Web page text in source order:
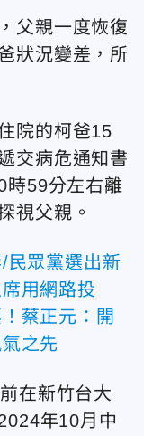
父親一度恢復
狀況變差，所
院的柯爸15
交病危通知書
時59分左右離
視父親。
民眾黨選出新
席用網路投
蔡正元：開
之先
在新竹台大
年10月中